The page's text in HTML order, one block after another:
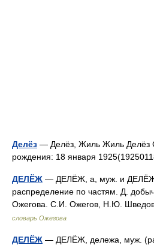
Делёз — Делёз, Жиль Жиль Делёз
рождения: 18 января
ДЕЛЁЖ — ДЕЛЁЖ, а, муж. и
распределение по частям. Д.
Ожегова. С.И. Ожегов, Н.Ю.
словарь Ожегова
ДЕЛЁЖ — ДЕЛЁЖ, дележа, муж.